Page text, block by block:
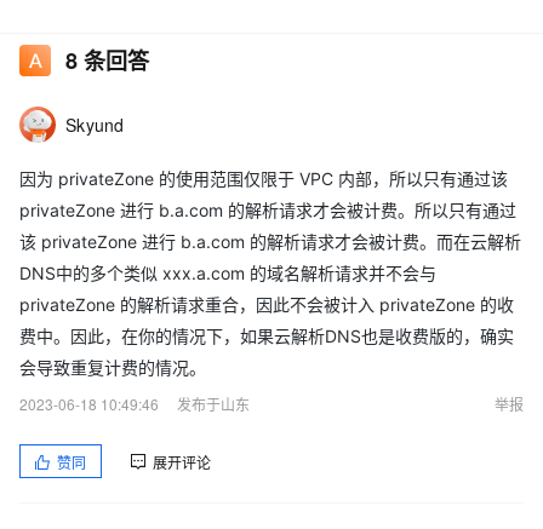
8条回答
Skyund
因为 privateZone 的使用范围仅限于 VPC 内部，所以只有通过该
privateZone 进行 b.a.com 的解析请求才会被计费。所以只有通过
该 privateZone 进行 b.a.com 的解析请求才会被计费。而在云解析
DNS中的多个类似 xxx.a.com 的域名解析请求并不会与
privateZone 的解析请求重合，因此不会被计入 privateZone 的收
费中。因此，在你的情况下，如果云解析DNS也是收费版的，确实
会导致重复计费的情况。
2023-06-18 10:49:46
发布于山东 举报
赞同 展开评论